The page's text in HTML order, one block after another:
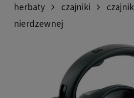
herbaty
czajniki
nierdzewnej